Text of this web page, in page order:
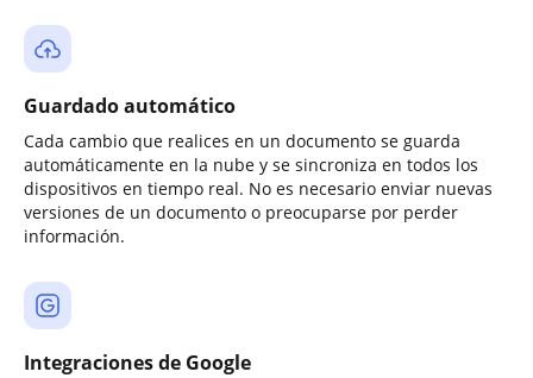
Guardado automático
Cada cambio que realices en un documento se guarda
automáticamente en la nube y se sincroniza en todos los
dispositivos en tiempo real. No es necesario enviar nuevas
versiones de un documento o preocuparse por perder
información.
Integraciones de Google